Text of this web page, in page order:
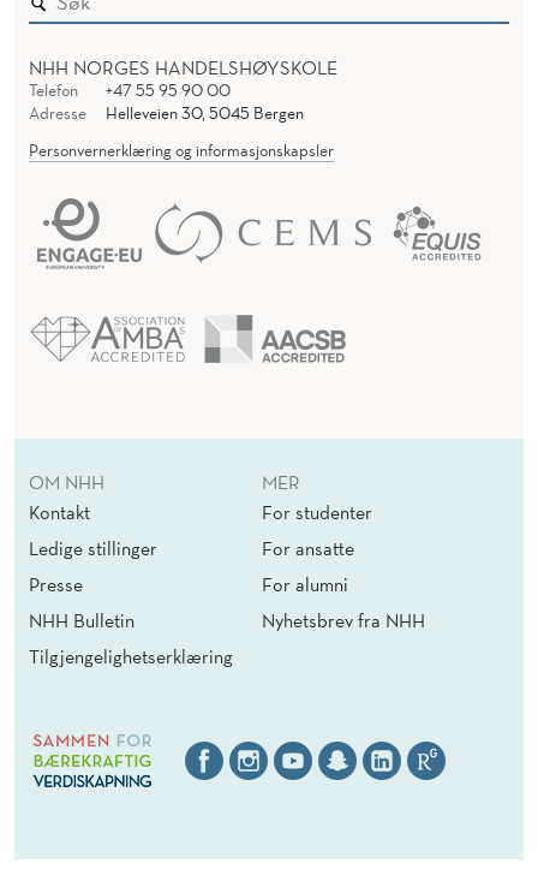
NHH NORGES HANDELSHØYSKOLE
Telefon
+47 55 95 90 00
Adresse
Helleveien 30, 5045 Bergen
Personvernerklæring og informasjonskapsler
OM NHH
Kontakt
Ledige stillinger
Presse
NHH Bulletin
Tilgjengelighetserklæring
MER
For studenter
For ansatte
For alumni
Nyhetsbrev fra NHH